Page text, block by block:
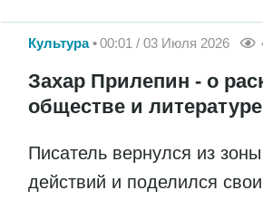
Культура 00:01 / 03 Июля 2026
Захар Прилепин - о
обществе и литературе
Писатель вернулся из
действий и поделился